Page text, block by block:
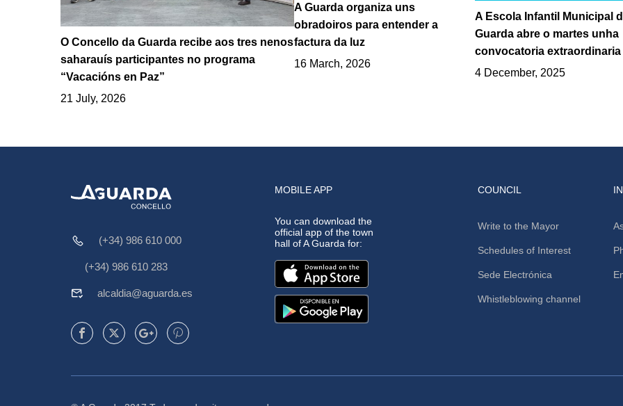
O Concello da Guarda recibe aos tres nenos
saharauís participantes no programa
“Vacacións en Paz”
21 July, 2026
A Guarda organiza uns
obradoiros para entender a
factura da luz
16 March, 2026
A Escola Infantil Municipal
Guarda abre o martes unha
convocatoria extraordinaria
4 December, 2025
(+34) 986 610 000
(+34) 986 610 283
alcaldia@aguarda.es
MOBILE APP
You can download the
official app of the town
hall of A Guarda for:
COUNCIL
Write to the Mayor
Schedules of Interest
Sede Electrónica
Whistleblowing channel